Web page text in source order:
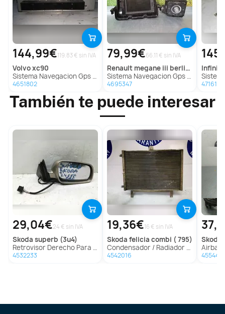
144,99€119.83 € sin IVA
volvoxc90
Sistema Navegacion Gps para Volvo Xc90
4651802
79,99€66.11 € sin IVA
renault megane iii berlina 5 p
Sistema Navegacion Gps Para Renault Megane Iii Berlina 5 P
4695347
infiniti
Sistema
4716157
También te puede interesar
29,04€24 € sin IVA
skoda superb (3u4)
Retrovisor Derecho Para Skoda Superb
4532233
19,36€16 € sin IVA
skoda felicia combi ( 795)
Condensador / Radiador Aire Acondicionado Para Skoda Felicia Combi
4542016
skoda
Airbag
4554401